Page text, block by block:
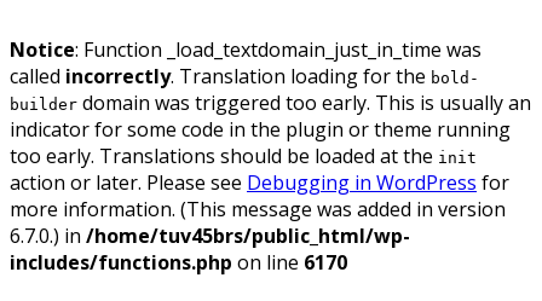
Notice: Function _load_textdomain_just_in_time was
called incorrectly. Translation loading for the bold-
builder domain was triggered too early. This is usually an
indicator for some code in the plugin or theme running
too early. Translations should be loaded at the init
action or later. Please see Debugging in WordPress for
more information. (This message was added in version
6.7.0.) in /home/tuv45brs/public_html/wp-
includes/functions.php on line 6170